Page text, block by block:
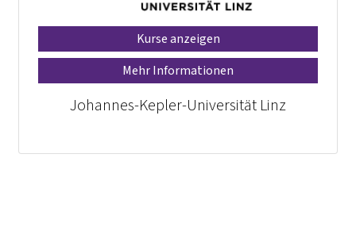
Kurse anzeigen
Mehr Informationen
Johannes-Kepler-Universität Linz